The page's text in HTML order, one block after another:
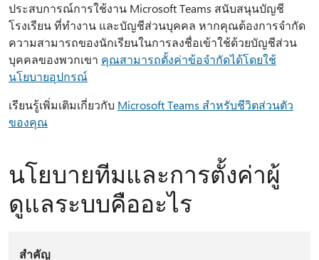
ประสบการณ์การใช้งาน Microsoft Teams สนับสนุนบัญชี
โรงเรียน ที่ทํางาน และบัญชีส่วนบุคคล หากคุณต้องการจํากัด
ความสามารถของนักเรียนในการลงชื่อเข้าใช้ด้วยบัญชีส่วน
บุคคลของพวกเขา คุณสามารถตั้งค่าข้อจํากัดได้โดยใช้
นโยบายอุปกรณ์
เรียนรู้เพิ่มเติมเกี่ยวกับ Microsoft Teams สําหรับชีวิตส่วนตัว
ของคุณ
นโยบายทีมและการตั้งค่าผู้
ดูแลระบบคืออะไร
สำคัญ